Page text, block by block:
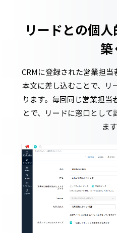
リードとの個
築
CRMに登録された営業担
本文に差し込むことで、リ
ります。毎回同じ営業担当
とで、リードに窓口として
ます